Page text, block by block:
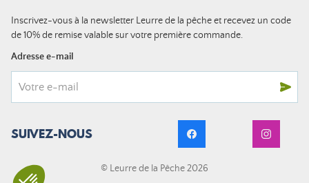
Inscrivez-vous à la newsletter Leurre de la pêche et recevez un code
de 10% de remise valable sur votre première commande.
Adresse e-mail
SUIVEZ-NOUS
© Leurre de la Pêche 2026